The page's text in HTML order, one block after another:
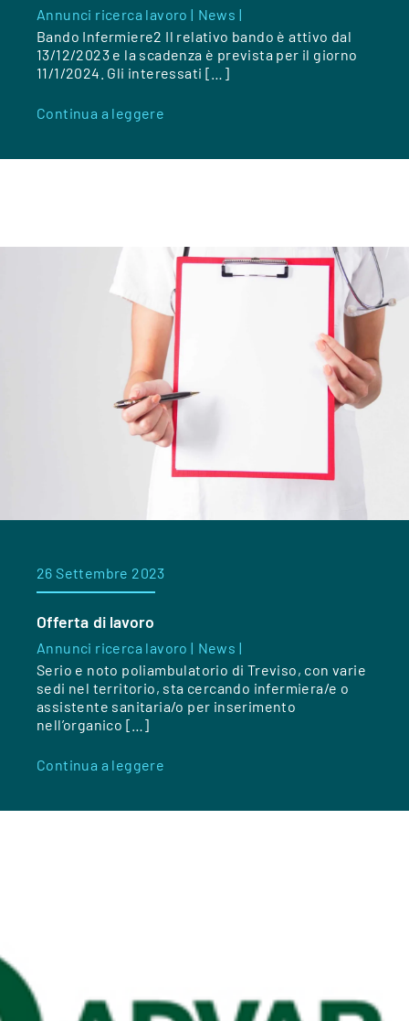
Annunci ricerca lavoro | News |
Bando Infermiere2 Il relativo bando è attivo dal
13/12/2023 e la scadenza è prevista per il giorno
11/1/2024. Gli interessati […]
Continua a leggere
26 Settembre 2023
Offerta di lavoro
Annunci ricerca lavoro | News |
Serio e noto poliambulatorio di Treviso, con varie
sedi nel territorio, sta cercando infermiera/e o
assistente sanitaria/o per inserimento
nell’organico […]
Continua a leggere